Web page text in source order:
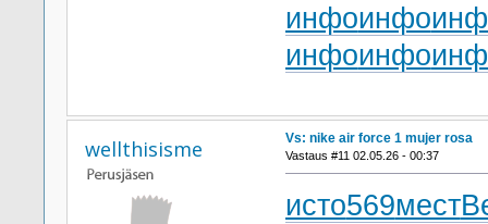
инфоинфо
инфоинфо
wellthisisme Vs: nike air force 1 mujer rosa
Vastaus #11 02.05.26 - 00:37
исто569мест